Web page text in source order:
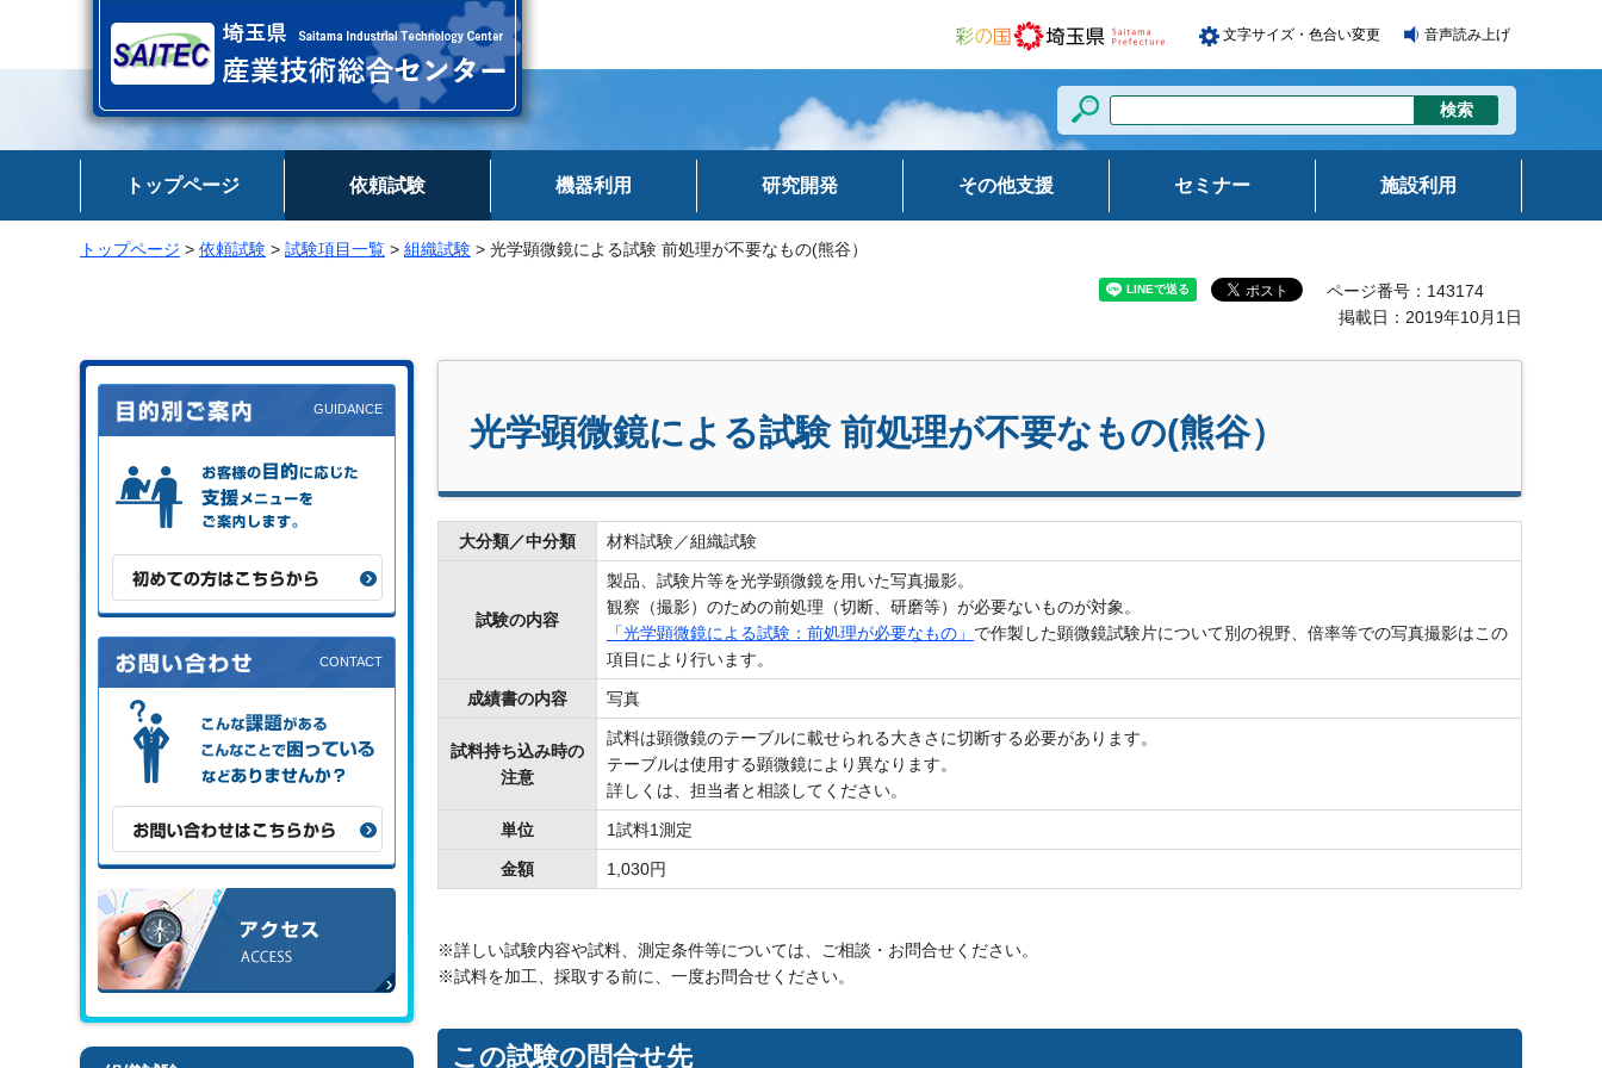
文字サイズ・色合い変更 音声読み上げ
トップページ 依頼試験 機器利用 研究開発 その他支援 セミナー 施設利用
トップページ > 依頼試験 > 試験項目一覧 > 組織試験 > 光学顕微鏡による試験 前処理が不要なもの(熊谷）
ページ番号：143174
掲載日：2019年10月1日
お客様の目的に応じた支援メニュー
をご案内します。
初めての方はこちらから
こんな課題がある、こんなことで困
っている、などありませんか？
お問い合わせはこちらから
アクセス
光学顕微鏡による試験 前処理が不要なもの(熊谷）
大分類／中分類 材料試験／組織試験
試験の内容
製品、試験片等を光学顕微鏡を用いた写真撮影。
観察（撮影）のための前処理（切断、研磨等）が必要ないものが対象。
「光学顕微鏡による試験：前処理が必要なもの」 で作製した顕微鏡試験片について別の視野、倍率等での写真撮影はこの
項目により行います。
成績書の内容 写真
試料持ち込み時の
注意
試料は顕微鏡のテーブルに載せられる大きさに切断する必要があります。
テーブルは使用する顕微鏡により異なります。
詳しくは、担当者と相談してください。
単位 1試料1測定
金額 1,030円
※詳しい試験内容や試料、測定条件等については、ご相談・お問合せください。
※試料を加工、採取する前に、一度お問合せください。
この試験の問合せ先